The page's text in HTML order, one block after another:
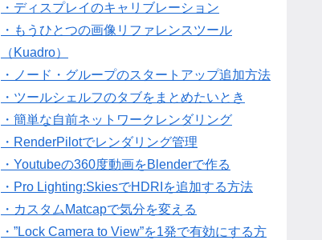
・ディスプレイのキャリブレーション
・もうひとつの画像リファレンスツール
（Kuadro）
・ノード・グループのスタートアップ追加方法
・ツールシェルフのタブをまとめたいとき
・簡単な自前ネットワークレンダリング
・RenderPilotでレンダリング管理
・Youtubeの360度動画をBlenderで作る
・Pro Lighting:SkiesでHDRIを追加する方法
・カスタムMatcapで気分を変える
・”Lock Camera to View”を1発で有効にする方